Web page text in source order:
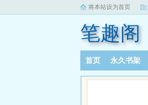
将本站设为首页
笔趣阁
首页 永久书架
阅读记录